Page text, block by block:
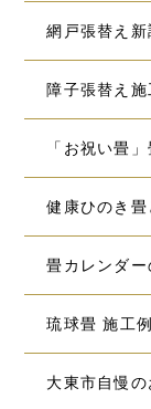
網戸張替え新
障子張替え施
「お祝い畳
健康ひのき畳
畳カレンダー
琉球畳 施工
大東市自慢の